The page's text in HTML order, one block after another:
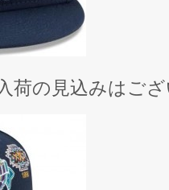
荷の見込みはご